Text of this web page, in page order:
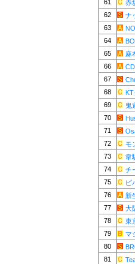
61
赤
62
ナ
63
64
65
麻
66
67
68
KT
69
鬼
70
71
72
モ
73
韋
74
チ
75
ビ
76
新
77
大
78
東
79
マ
80
81